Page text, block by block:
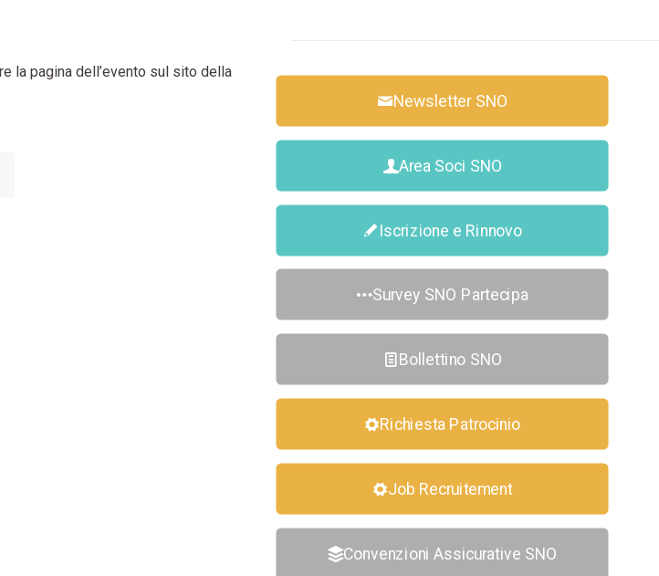
la pagina dell’evento sul sito della
Newsletter SNO
Area Soci SNO
Iscrizione e Rinnovo
Survey SNO Partecipa
Bollettino SNO
Richiesta Patrocinio
Job Recruitement
Convenzioni Assicurative SNO